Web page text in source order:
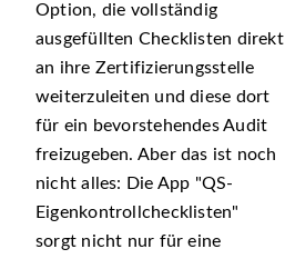
Option, die vollständig
ausgefüllten Checklisten direkt
an ihre Zertifizierungsstelle
weiterzuleiten und diese dort
für ein bevorstehendes Audit
freizugeben. Aber das ist noch
nicht alles: Die App
QS-
Eigenkontrollchecklisten
sorgt nicht nur für eine